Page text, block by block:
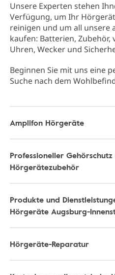
Unsere Experten stehen
Verfügung, um Ihr
reinigen und um all unsere
kaufen: Batterien,
Uhren, Wecker und
Beginnen Sie mit uns eine
Suche nach dem
Amplifon Hörgeräte
Professioneller Gehörschutz
Hörgerätezubehör
Produkte und
Hörgeräte Augsburg-
Hörgeräte-Reparatur